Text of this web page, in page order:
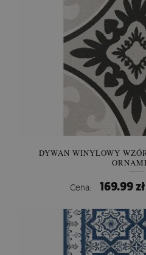
DYWAN WINYLOWY
Cena: 169.99 zł